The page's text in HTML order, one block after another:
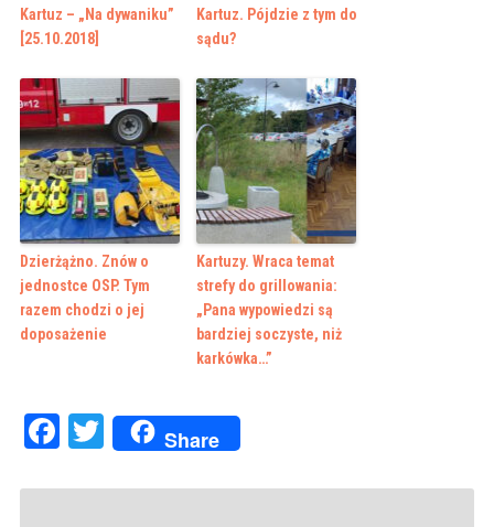
Kartuz – „Na dywaniku”
[25.10.2018]
Kartuz. Pójdzie z tym do
sądu?
Dzierżążno. Znów o
jednostce OSP. Tym
razem chodzi o jej
doposażenie
Kartuzy. Wraca temat
strefy do grillowania:
„Pana wypowiedzi są
bardziej soczyste, niż
karkówka…”
Facebook
Twitter
Share